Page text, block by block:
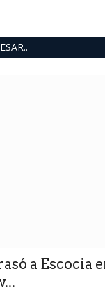
a Escocia